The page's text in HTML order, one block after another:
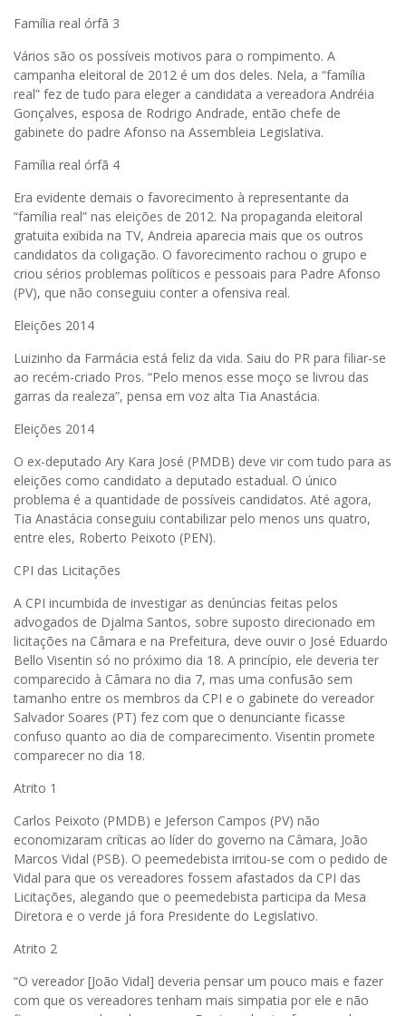
Família real órfã 3
Vários são os possíveis motivos para o rompimento. A
campanha eleitoral de 2012 é um dos deles. Nela, a “família
real” fez de tudo para eleger a candidata a vereadora Andréia
Gonçalves, esposa de Rodrigo Andrade, então chefe de
gabinete do padre Afonso na Assembleia Legislativa.
Família real órfã 4
Era evidente demais o favorecimento à representante da
“família real” nas eleições de 2012. Na propaganda eleitoral
gratuita exibida na TV, Andreia aparecia mais que os outros
candidatos da coligação. O favorecimento rachou o grupo e
criou sérios problemas políticos e pessoais para Padre Afonso
(PV), que não conseguiu conter a ofensiva real.
Eleições 2014
Luizinho da Farmácia está feliz da vida. Saiu do PR para filiar-se
ao recém-criado Pros. “Pelo menos esse moço se livrou das
garras da realeza”, pensa em voz alta Tia Anastácia.
Eleições 2014
O ex-deputado Ary Kara José (PMDB) deve vir com tudo para as
eleições como candidato a deputado estadual. O único
problema é a quantidade de possíveis candidatos. Até agora,
Tia Anastácia conseguiu contabilizar pelo menos uns quatro,
entre eles, Roberto Peixoto (PEN).
CPI das Licitações
A CPI incumbida de investigar as denúncias feitas pelos
advogados de Djalma Santos, sobre suposto direcionado em
licitações na Câmara e na Prefeitura, deve ouvir o José Eduardo
Bello Visentin só no próximo dia 18. A princípio, ele deveria ter
comparecido à Câmara no dia 7, mas uma confusão sem
tamanho entre os membros da CPI e o gabinete do vereador
Salvador Soares (PT) fez com que o denunciante ficasse
confuso quanto ao dia de comparecimento. Visentin promete
comparecer no dia 18.
Atrito 1
Carlos Peixoto (PMDB) e Jeferson Campos (PV) não
economizaram críticas ao líder do governo na Câmara, João
Marcos Vidal (PSB). O peemedebista irritou-se com o pedido de
Vidal para que os vereadores fossem afastados da CPI das
Licitações, alegando que o peemedebista participa da Mesa
Diretora e o verde já fora Presidente do Legislativo.
Atrito 2
“O vereador [João Vidal] deveria pensar um pouco mais e fazer
com que os vereadores tenham mais simpatia por ele e não